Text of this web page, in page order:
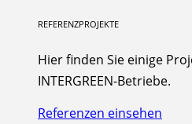
REFERENZPROJEKTE
Hier finden Sie einige
INTERGREEN-Betriebe.
Referenzen einsehen